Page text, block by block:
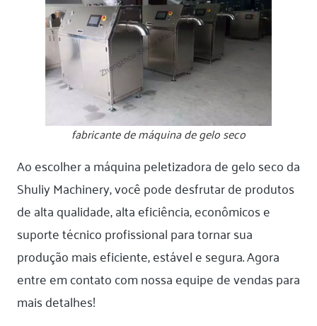
fabricante de máquina de gelo seco
Ao escolher a máquina peletizadora de gelo seco da
Shuliy Machinery, você pode desfrutar de produtos
de alta qualidade, alta eficiência, econômicos e
suporte técnico profissional para tornar sua
produção mais eficiente, estável e segura. Agora
entre em contato com nossa equipe de vendas para
mais detalhes!